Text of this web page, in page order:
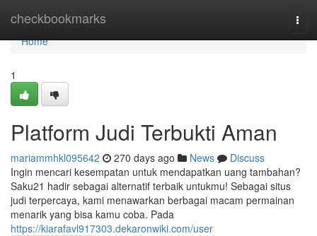
checkbookmarks
Home
Home
1
Platform Judi Terbukti Aman
mariammhkl095642 270 days ago News
Discuss
Ingin mencari kesempatan untuk mendapatkan uang tambahan?
Saku21 hadir sebagai alternatif terbaik untukmu! Sebagai situs
judi terpercaya, kami menawarkan berbagai macam permainan
menarik yang bisa kamu coba. Pada
https://kiarafavl917303.dekaronwiki.com/user